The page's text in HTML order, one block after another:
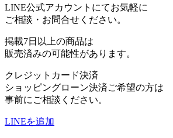
LINE公式アカウントにてお気軽に
ご相談・お問合せください。
掲載7日以上の商品は
販売済みの可能性があります。
クレジットカード決済
ショッピングローン決済ご希望の方は
事前にご相談ください。
LINEを追加